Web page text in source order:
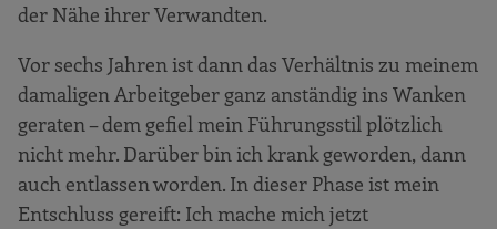
der Nähe ihrer Verwandten.
Vor sechs Jahren ist dann das Verhältnis zu meinem
damaligen Arbeitgeber ganz anständig ins Wanken
geraten – dem gefiel mein Führungsstil plötzlich
nicht mehr. Darüber bin ich krank geworden, dann
auch entlassen worden. In dieser Phase ist mein
Entschluss gereift: Ich mache mich jetzt